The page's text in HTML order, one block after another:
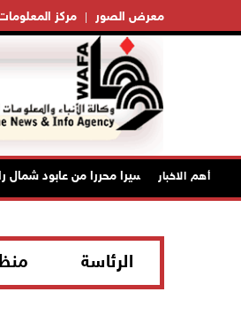
مركز معرض الصور
أهم الاخبار
يعتقل أسيرا محررا من عابود شمال رام
الرئاسة